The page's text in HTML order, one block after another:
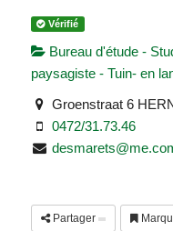
Vérifié
Bureau d'étude -
paysagiste - Tuin- en
Groenstraat 6
0472/31.73.46
Partager